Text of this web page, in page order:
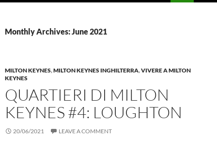
Monthly Archives: June 2021
MILTON KEYNES,MILTON KEYNES INGHILTERRA,VIVERE A MILTON
KEYNES
QUARTIERI DI MILTON
KEYNES #4: LOUGHTON
20/06/2021 LEAVE A COMMENT